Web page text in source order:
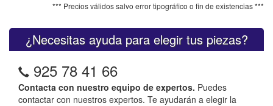
*** Precios válidos salvo error tipográfico o fin de existencias ***
¿Necesitas ayuda para elegir tus piezas?
925 78 41 66
Contacta con nuestro equipo de expertos. Puedes
contactar con nuestros expertos. Te ayudarán a elegir la